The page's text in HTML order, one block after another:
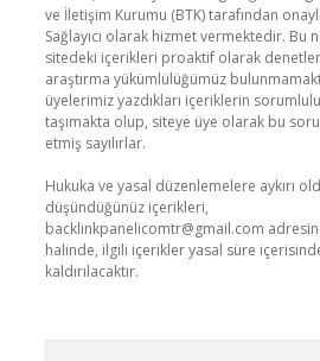
ve İletişim Kurumu (BTK) tarafından
Sağlayıcı olarak hizmet vermektedir. Bu
sitedeki içerikleri proaktif olarak
araştırma yükümlülüğümüz
üyelerimiz yazdıkları içeriklerin
taşımakta olup, siteye üye olarak bu
etmiş sayılırlar.
Hukuka ve yasal düzenlemelere aykırı
düşündüğünüz içerikleri,
backlinkpanelicomtr@gmail.com
halinde, ilgili içerikler yasal süre
kaldırılacaktır.